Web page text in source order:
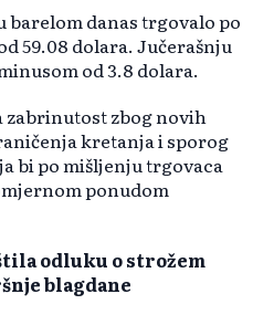
barelom danas trgovalo po
59.08 dolara. Jučerašnju
od 3.8 dolara.
zabrinutost zbog novih
kretanja i sporog
bi po mišljenju trgovaca
ponudom
odluku o strožem
blagdane